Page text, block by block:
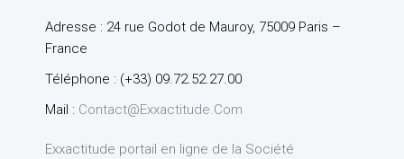
Adresse : 24 rue Godot de Mauroy, 75009 Paris –
France
Téléphone : (+33) 09.72.52.27.00
Mail : Contact@exxactitude.com
Exxactitude portail en ligne de la Société